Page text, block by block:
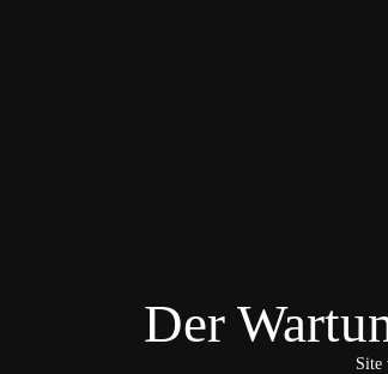
Der
Site